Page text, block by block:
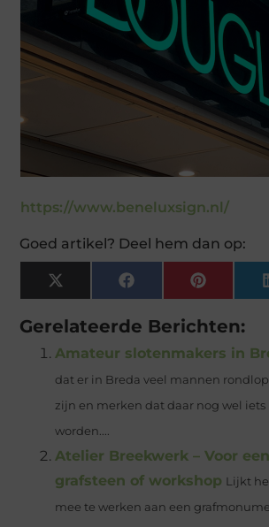
https://www.beneluxsign.nl/
Goed artikel? Deel hem dan op:
X
(Twitter)
Facebook
Gerelateerde Berichten:
Amateur slotenmakers in
dat er in Breda veel mannen
zijn en merken dat daar nog wel
worden....
Atelier Breekwerk – Voor
grafsteen of workshop Lijkt
mee te werken aan een